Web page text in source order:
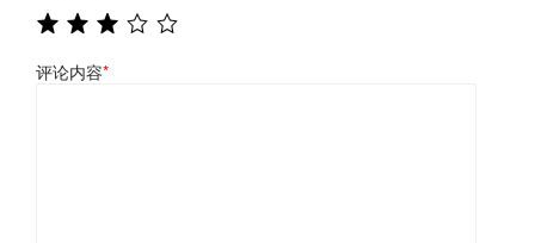
评论内容*